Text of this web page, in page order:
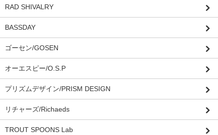
RAD SHIVALRY
BASSDAY
ゴーセン/GOSEN
オーエスピー/O.S.P
プリズムデザイン/PRISM DESIGN
リチャーズ/Richaeds
TROUT SPOONS Lab